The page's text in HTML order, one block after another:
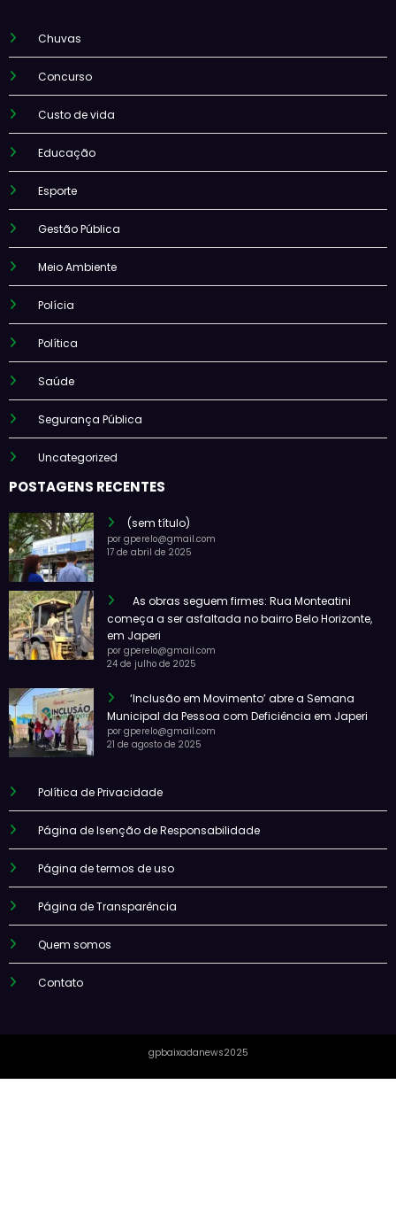
Chuvas
Concurso
Custo de vida
Educação
Esporte
Gestão Pública
Meio Ambiente
Polícia
Política
Saúde
Segurança Pública
Uncategorized
POSTAGENS RECENTES
(sem título)
por gperelo@gmail.com
17 de abril de 2025
As obras seguem firmes: Rua Monteatini
começa a ser asfaltada no bairro Belo Horizonte,
em Japeri
por gperelo@gmail.com
24 de julho de 2025
‘Inclusão em Movimento’ abre a Semana
Municipal da Pessoa com Deficiência em Japeri
por gperelo@gmail.com
21 de agosto de 2025
Política de Privacidade
Página de Isenção de Responsabilidade
Página de termos de uso
Página de Transparência
Quem somos
Contato
gpbaixadanews2025